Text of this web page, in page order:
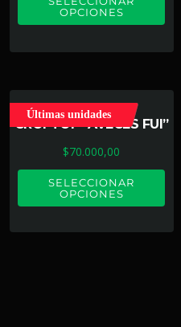
OPCIONES
Últimas unidades
CROPTOP “AVECES FUI”
$70.000,00
SELECCIONAR
OPCIONES